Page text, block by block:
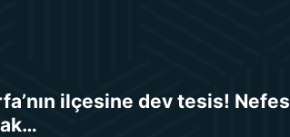
ilçesine dev tesis! Nefes